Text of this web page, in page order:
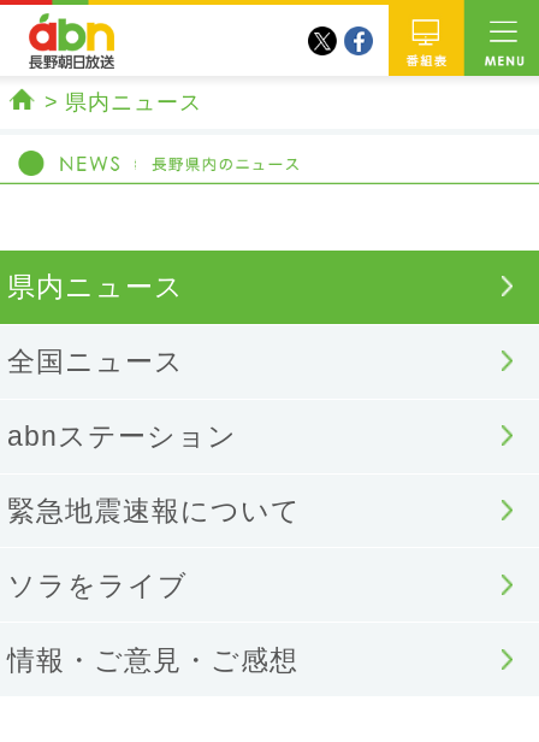
twitterfacebook
県内ニュース
県内ニュース
全国ニュース
abnステーション
緊急地震速報について
ソラをライブ
情報・ご意見・ご感想